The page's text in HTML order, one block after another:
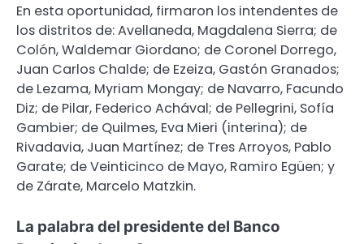
En esta oportunidad, firmaron los intendentes de
los distritos de: Avellaneda, Magdalena Sierra; de
Colón, Waldemar Giordano; de Coronel Dorrego,
Juan Carlos Chalde; de Ezeiza, Gastón Granados;
de Lezama, Myriam Mongay; de Navarro, Facundo
Diz; de Pilar, Federico Achával; de Pellegrini, Sofía
Gambier; de Quilmes, Eva Mieri (interina); de
Rivadavia, Juan Martínez; de Tres Arroyos, Pablo
Garate; de Veinticinco de Mayo, Ramiro Egüen; y
de Zárate, Marcelo Matzkin.
La palabra del presidente del Banco